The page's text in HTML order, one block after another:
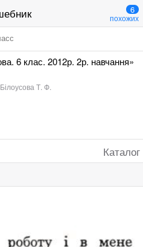
6
похожих
6 клас. 2012р. 2р. навчання»
Т. Ф.
Каталог